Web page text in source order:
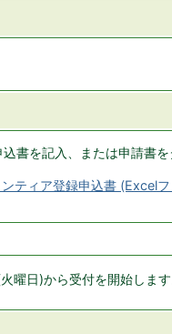
書を記入、または申請書
ティア登録申込書 (Excel
曜日)から受付を開始しま